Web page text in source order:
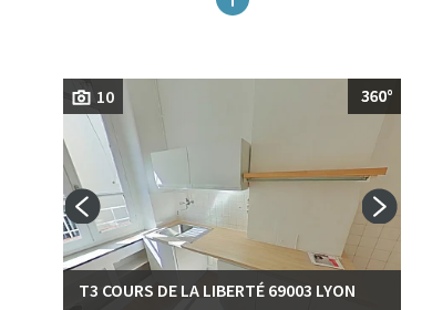
10
T3 COURS DE LA LIBERTÉ 69003 LYON